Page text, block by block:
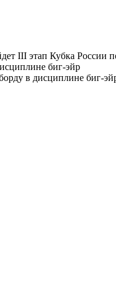
III этап Кубка России
биг-эйр
в дисциплине биг-